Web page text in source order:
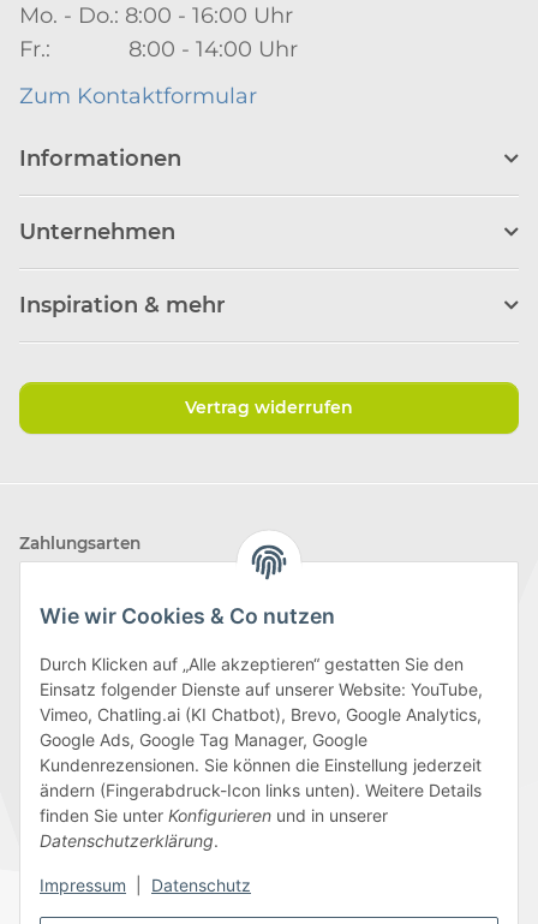
Wie wir Cookies & Co nutzen
Durch Klicken auf „Alle akzeptieren“ gestatten Sie den
Einsatz folgender Dienste auf unserer Website: YouTube,
Vimeo, Chatling.ai (KI Chatbot), Brevo, Google Analytics,
Google Ads, Google Tag Manager, Google
Kundenrezensionen. Sie können die Einstellung jederzeit
ändern (Fingerabdruck-Icon links unten). Weitere Details
finden Sie unter Konfigurieren und in unserer
Datenschutzerklärung.
Impressum Datenschutz
Mo. - Do.: 8:00 - 16:00 Uhr
Fr.: 8:00 - 14:00 Uhr
Zum Kontaktformular
Informationen
Unternehmen
Inspiration & mehr
Vertrag widerrufen
Zahlungsarten
Wir versenden mit
Folge uns